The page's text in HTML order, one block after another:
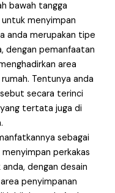
bawah tangga
menyimpan
anda merupakan tipe
dengan pemanfaatan
area
Tentunya anda
secara terinci
tertata juga di
sebagai
perkakas
dengan desain
penyimpanan